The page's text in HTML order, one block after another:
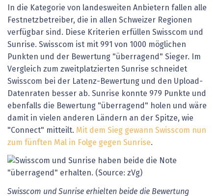
In die Kategorie von landesweiten Anbietern fallen alle
Festnetzbetreiber, die in allen Schweizer Regionen
verfügbar sind. Diese Kriterien erfüllen Swisscom und
Sunrise. Swisscom ist mit 991 von 1000 möglichen
Punkten und der Bewertung "überragend" Sieger. Im
Vergleich zum zweitplatzierten Sunrise schneidet
Swisscom bei der Latenz-Bewertung und den Upload-
Datenraten besser ab. Sunrise konnte 979 Punkte und
ebenfalls die Bewertung "überragend" holen und wäre
damit in vielen anderen Ländern an der Spitze, wie
"Connect" mitteilt. Mit dem Sieg gewann Swisscom nun
zum fünften Mal in Folge gegen Sunrise.
Swisscom und Sunrise erhielten beide die Bewertung